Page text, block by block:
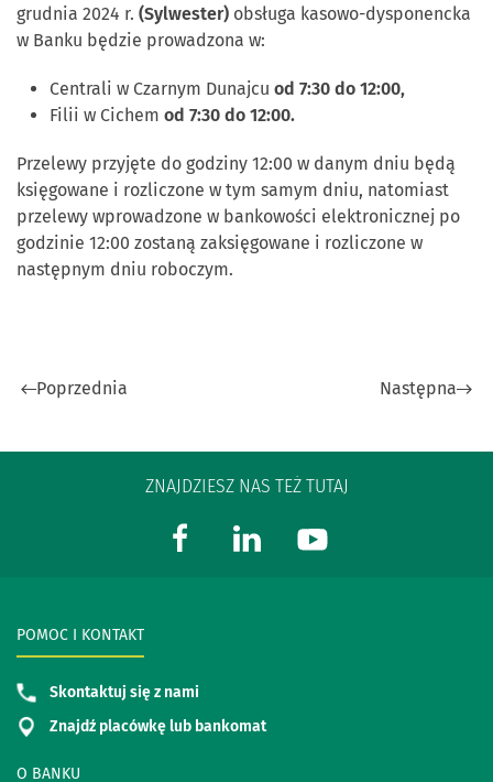
grudnia 2024 r. (Sylwester) obsługa kasowo-dysponencka
w Banku będzie prowadzona w:
Centrali w Czarnym Dunajcu od 7:30 do 12:00,
Filii w Cichem od 7:30 do 12:00.
Przelewy przyjęte do godziny 12:00 w danym dniu będą
księgowane i rozliczone w tym samym dniu, natomiast
przelewy wprowadzone w bankowości elektronicznej po
godzinie 12:00 zostaną zaksięgowane i rozliczone w
następnym dniu roboczym.
Poprzednia Następna
ZNAJDZIESZ NAS TEŻ TUTAJ
O BANKU
POMOC I KONTAKT
Skontaktuj się z nami
Znajdź placówkę lub bankomat